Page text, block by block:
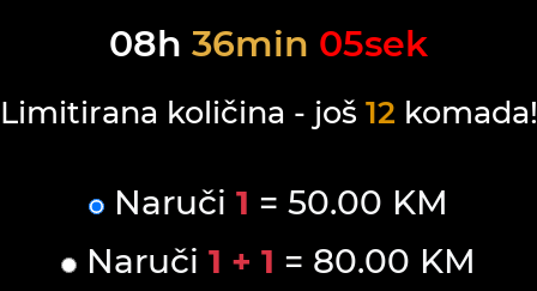
08h 36min 05sek
Limitirana količina - još 12komada!
Naruči 1 = 50.00 KM
Naruči 1 + 1 = 80.00 KM